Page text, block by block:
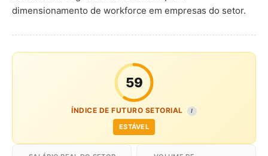
dimensionamento de workforce em empresas do setor.
59
ÍNDICE DE FUTURO SETORIAL I
ESTÁVEL